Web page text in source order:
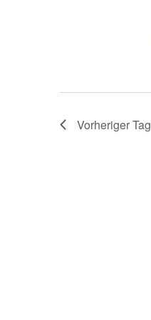
Vorheriger Tag